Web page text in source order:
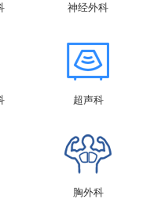
神经外科
超声科
胸外科